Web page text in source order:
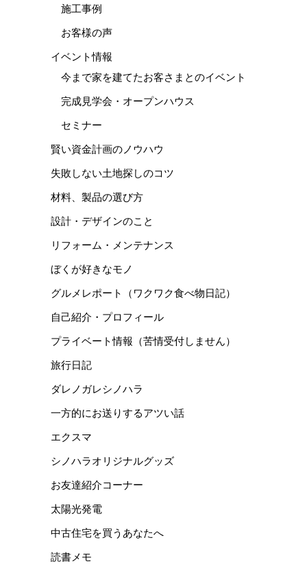
施工事例
お客様の声
イベント情報
今まで家を建てたお客さまとのイベント
完成見学会・オープンハウス
セミナー
賢い資金計画のノウハウ
失敗しない土地探しのコツ
材料、製品の選び方
設計・デザインのこと
リフォーム・メンテナンス
ぼくが好きなモノ
グルメレポート（ワクワク食べ物日記）
自己紹介・プロフィール
プライベート情報（苦情受付しません）
旅行日記
ダレノガレシノハラ
一方的にお送りするアツい話
エクスマ
シノハラオリジナルグッズ
お友達紹介コーナー
太陽光発電
中古住宅を買うあなたへ
読書メモ